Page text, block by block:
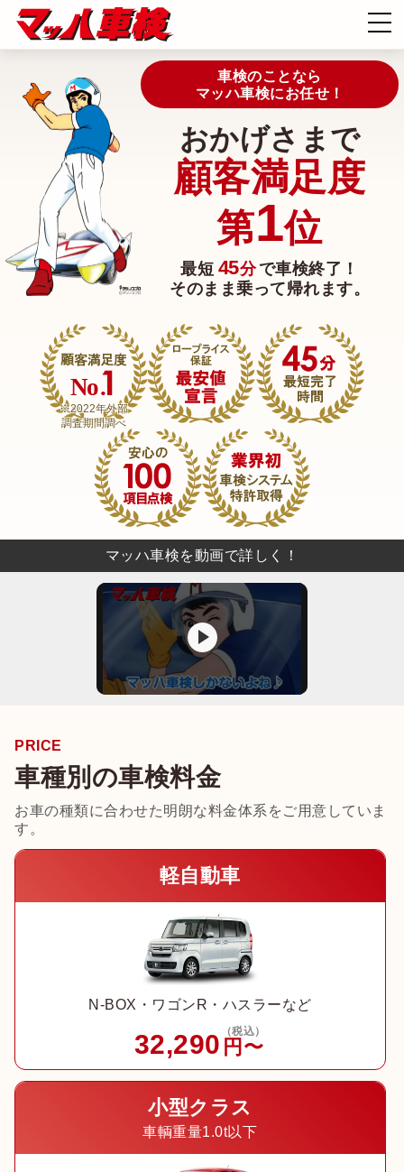
車検のことなら
マッハ車検にお任せ！
おかげさまで
顧客満足度
第1位
最短 45分で車検終了！
そのまま乗って帰れます。
※2022年外部
調査期間調べ
マッハ車検を動画で詳しく！
PRICE
車種別の車検料金
お車の種類に合わせた明朗な料金体系をご用意していま
す。
軽自動車
N-BOX・ワゴンR・ハスラーなど
32,290 （税込）
円〜
小型クラス
車輌重量1.0t以下